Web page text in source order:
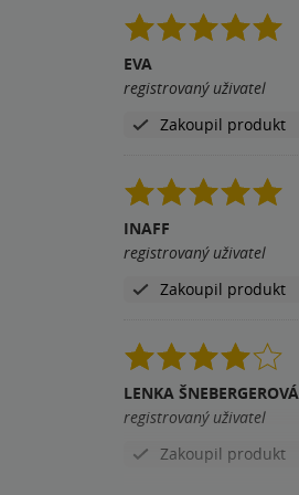
EVA
registrovaný uživatel
Zakoupil produkt
INAFF
registrovaný uživatel
Zakoupil produkt
LENKA ŠNEBERGEROVÁ
registrovaný uživatel
Zakoupil produkt